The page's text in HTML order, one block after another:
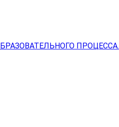
ПРОЦЕССА.